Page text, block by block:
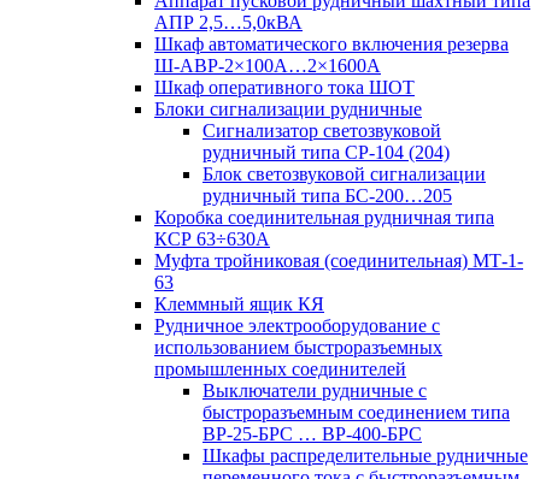
АПР 2,5…5,0кВА
Шкаф автоматического включения резерва
Ш-АВР-2×100А…2×1600А
Шкаф оперативного тока ШОТ
Блоки сигнализации рудничные
Сигнализатор светозвуковой
рудничный типа СР-104 (204)
Блок светозвуковой сигнализации
рудничный типа БС-200…205
Коробка соединительная рудничная типа
КСР 63÷630А
Муфта тройниковая (соединительная) МТ-1-
63
Клеммный ящик КЯ
Рудничное электрооборудование с
использованием быстроразъемных
промышленных соединителей
Выключатели рудничные с
быстроразъемным соединением типа
ВР-25-БРС … ВР-400-БРС
Шкафы распределительные рудничные